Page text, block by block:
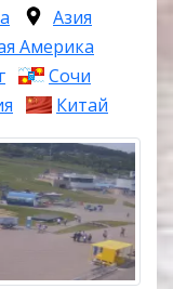
Азия
Америка
Сочи
Китай